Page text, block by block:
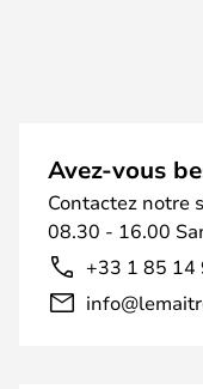
Avez-vous
Contactez notre
08.30 - 16.00
+33 1 85 14